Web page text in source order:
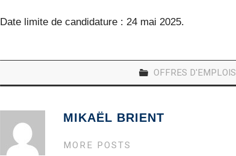
Date limite de candidature : 24 mai 2025.
OFFRES D'EMPLOIS
MIKAËL BRIENT
MORE POSTS